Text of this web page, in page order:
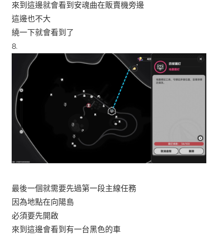
來到這邊就會看到安魂曲在販賣機旁邊
這邊也不大
繞一下就會看到了
8.
最後一個就需要先過第一段主線任務
因為地點在向陽島
必須要先開啟
來到這邊會看到有一台黑色的車